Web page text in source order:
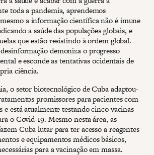
toda a pandemia, aprendemos
a informação científica não é imune
a saúde das populações globais, e
que estão resistindo à ordem global.
demoniza o progresso
e esconde as tentativas ocidentais de
ciência.
o setor biotecnológico de Cuba adaptou-
promissores para pacientes com
e está atualmente testando cinco vacinas
o Covid-19. Mesmo nesta área, as
Cuba lutar para ter acesso a reagentes
e equipamentos médicos básicos,
para a vacinação em massa.